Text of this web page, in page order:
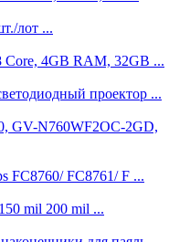
лот ...
4GB RAM, 32GB ...
проектор ...
GV-N760WF2OC-2GD,
FC8760/ FC8761/ F ...
mil 200 mil ...